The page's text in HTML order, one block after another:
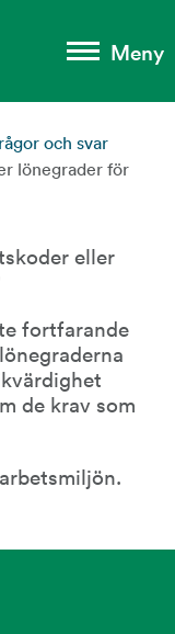
Meny
och svar
lönegrader för
eller
fortfarande
de krav som